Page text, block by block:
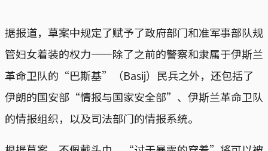
据报道，草案中规定了赋予了政府部门和准军事部队规
管妇女着装的权力——除了之前的警察和隶属于伊斯兰
革命卫队的“巴斯基”（Basij）民兵之外，还包括了
伊朗的国安部“情报与国家安全部”、伊斯兰革命卫队
的情报组织，以及司法部门的情报系统。